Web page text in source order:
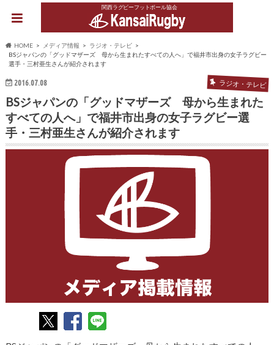
関西ラグビーフットボール協会
HOME メディア情報
ラジオ・テレビ
BSジャパンの「グッドマザーズ 母から生まれたすべての人へ」で福井市出身の女子ラグビー
選手・三村亜生さんが紹介されます
2016.07.08 ラジオ・テレビ
BSジャパンの「グッドマザーズ 母から生まれた
すべての人へ」で福井市出身の女子ラグビー選
手・三村亜生さんが紹介されます